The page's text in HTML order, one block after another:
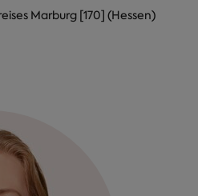
Marburg [170] (Hessen)